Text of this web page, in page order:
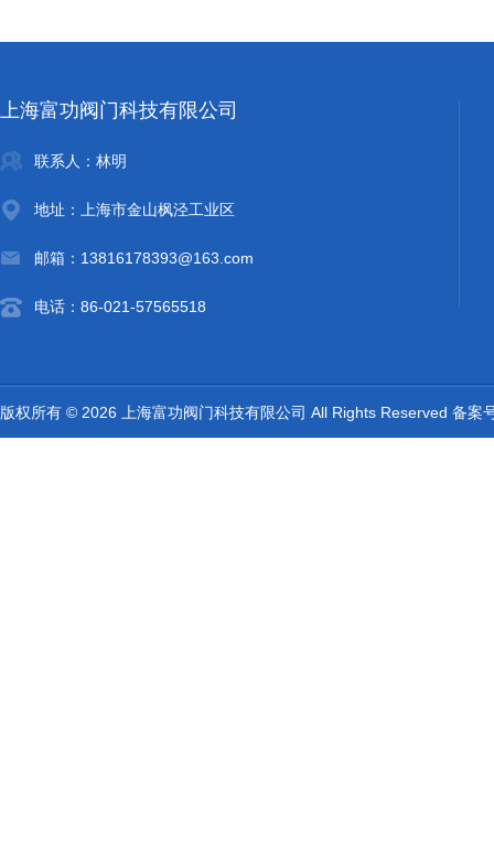
上海富功阀门科技有限公司
联系人：林明
地址：上海市金山枫泾工业区
邮箱：13816178393@163.com
电话：86-021-57565518
版权所有 © 2026 上海富功阀门科技有限公司 All Rights Reserved 备案